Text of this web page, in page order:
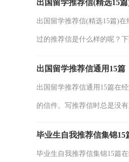
出国留学推荐信(精选15
出国留学推荐信(精选15篇)
过的推荐信是什么样的呢？
出国留学推荐信通用15篇
出国留学推荐信通用15篇在
的信件。写推荐信时总是没
毕业生自我推荐信集锦15
毕业生自我推荐信集锦15篇